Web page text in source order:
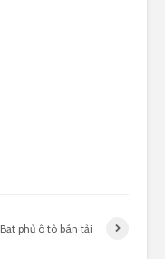
Bạt phủ ô tô bán tải